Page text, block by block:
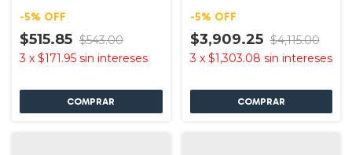
-5% OFF
$515.85 $543.00
3 x $171.95 sin intereses
-5% OFF
$3,909.25 $4,115.00
3 x $1,303.08 sin intereses